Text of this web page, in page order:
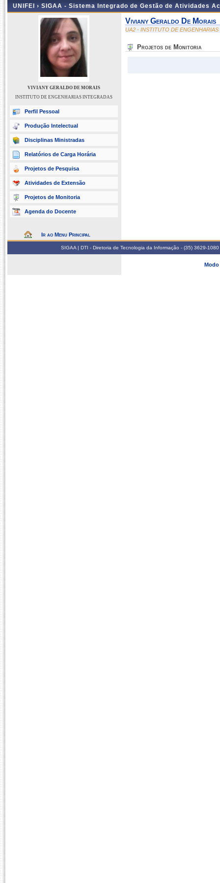
UNIFEI › SIGAA - Sistema Integrado de Gestão de Atividades
VIVIANY GERALDO DE MORAIS
INSTITUTO DE ENGENHARIAS INTEGRADAS
Perfil Pessoal
Produção Intelectual
Disciplinas Ministradas
Relatórios de Carga Horária
Projetos de Pesquisa
Atividades de Extensão
Projetos de Monitoria
Agenda do Docente
Ir ao Menu Principal
Viviany Geraldo De Morais
UA2 - INSTITUTO DE
Projetos de Monitoria
SIGAA | DTI - Diretoria de Tecnologia da Informação - (35) 3629-
Modo